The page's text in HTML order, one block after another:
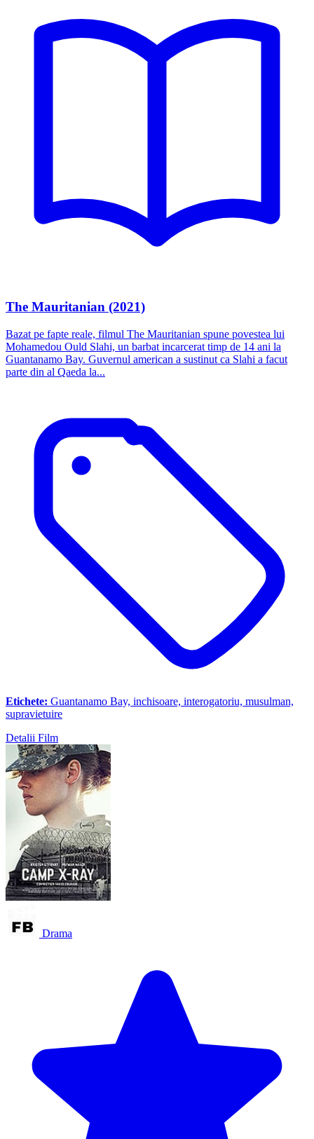
The Mauritanian (2021)
Bazat pe fapte reale, filmul The Mauritanian spune povestea lui
Mohamedou Ould Slahi, un barbat incarcerat timp de 14 ani la
Guantanamo Bay. Guvernul american a sustinut ca Slahi a facut
parte din al Qaeda la...
Etichete: Guantanamo Bay, inchisoare, interogatoriu, musulman,
supravietuire
Detalii Film
Drama